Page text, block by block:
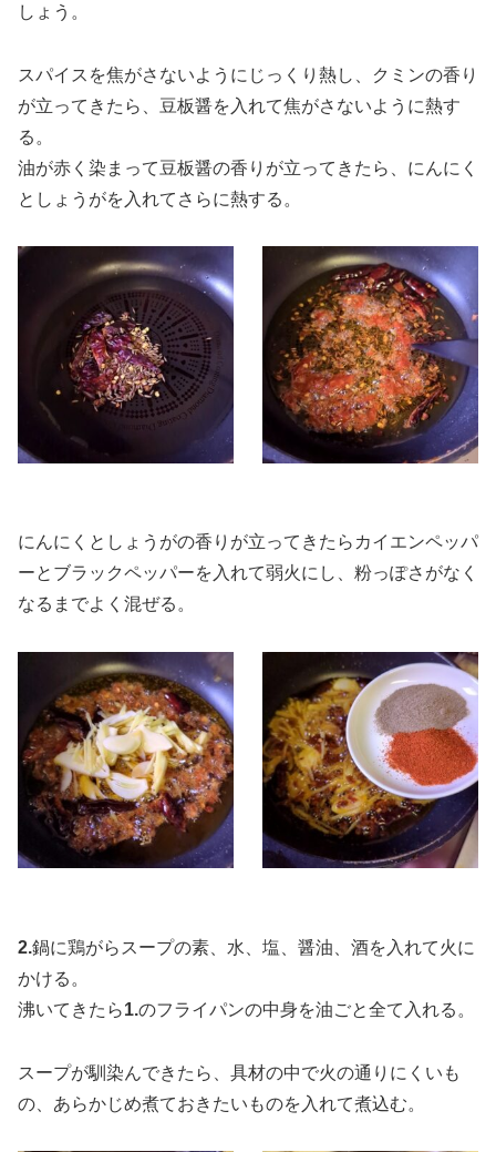
しょう。
スパイスを焦がさないようにじっくり熱し、クミンの香り
が立ってきたら、豆板醤を入れて焦がさないように熱す
る。
油が赤く染まって豆板醤の香りが立ってきたら、にんにく
としょうがを入れてさらに熱する。
にんにくとしょうがの香りが立ってきたらカイエンペッパ
ーとブラックペッパーを入れて弱火にし、粉っぽさがなく
なるまでよく混ぜる。
2.鍋に鶏がらスープの素、水、塩、醤油、酒を入れて火に
かける。
沸いてきたら1.のフライパンの中身を油ごと全て入れる。
スープが馴染んできたら、具材の中で火の通りにくいも
の、あらかじめ煮ておきたいものを入れて煮込む。